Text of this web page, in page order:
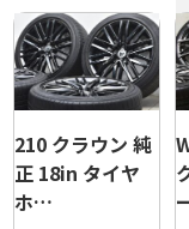
210 クラウン 純
正 18in タイヤ
ホ…